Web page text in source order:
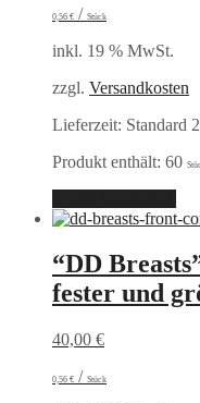
0,56 € / Stück
inkl. 19 % MwSt.
zzgl. Versandkosten
Lieferzeit: Standard
Produkt enthält: 60
“DD
fester und
40,00 €
0,56 € / Stück